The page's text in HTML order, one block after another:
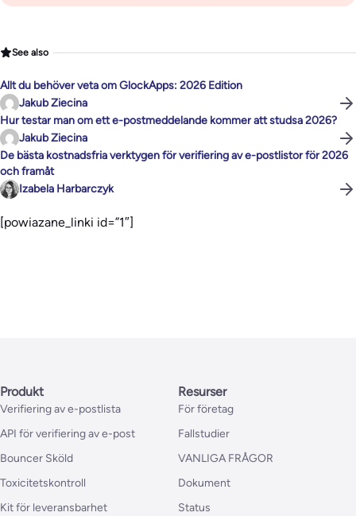
See also
Allt du behöver veta om GlockApps: 2026 Edition
Jakub Ziecina
Hur testar man om ett e-postmeddelande kommer att studsa 2026?
Jakub Ziecina
De bästa kostnadsfria verktygen för verifiering av e-postlistor för 2026
och framåt
Izabela Harbarczyk
[powiazane_linki id=”1″]
Produkt
Verifiering av e-postlista
API för verifiering av e-post
Bouncer Sköld
Toxicitetskontroll
Kit för leveransbarhet
Resurser
För företag
Fallstudier
VANLIGA FRÅGOR
Dokument
Status